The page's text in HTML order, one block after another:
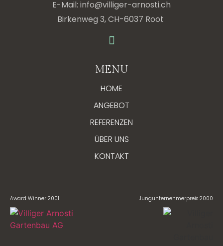
E-Mail: info@villiger-arnosti.ch
Birkenweg 3, CH-6037 Root
MENU
HOME
ANGEBOT
REFERENZEN
ÜBER UNS
KONTAKT
Award Winner 2001 Jungunternehmerpreis 2000